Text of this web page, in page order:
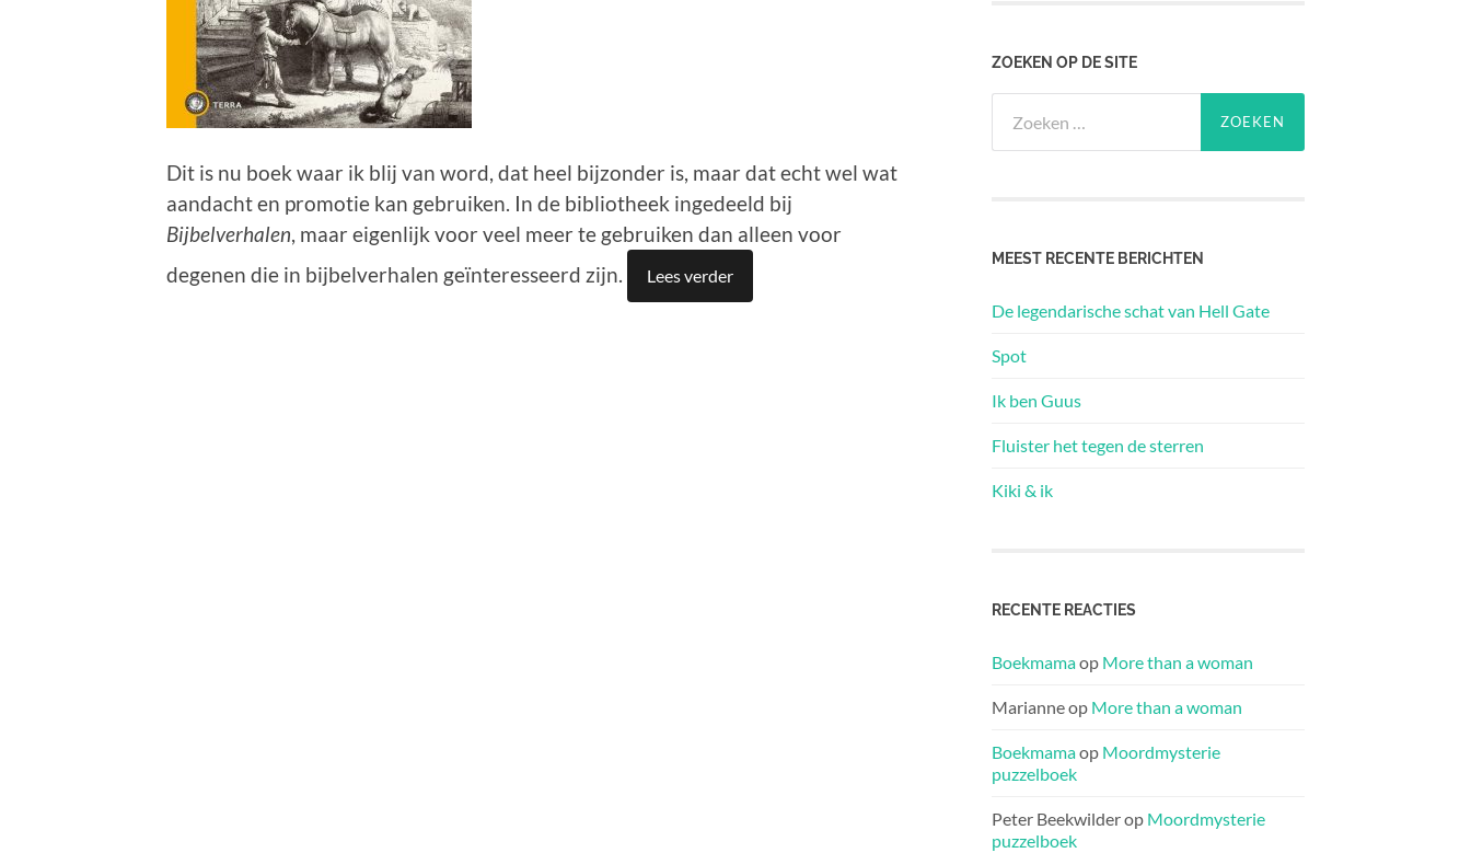
Dit is nu boek waar ik blij van word, dat heel bijzonder is, maar dat echt wel wat
aandacht en promotie kan gebruiken. In de bibliotheek ingedeeld bij
Bijbelverhalen, maar eigenlijk voor veel meer te gebruiken dan alleen voor
degenen die in bijbelverhalen geïnteresseerd zijn.
Lees verder
ZOEKEN OP DE SITE
naar:
MEEST RECENTE BERICHTEN
De legendarische schat van Hell Gate
Spot
Ik ben Guus
Fluister het tegen de sterren
Kiki & ik
RECENTE REACTIES
Boekmamaop More than a woman
Marianneop More than a woman
Boekmamaop Moordmysterie
puzzelboek
Peter Beekwilderop Moordmysterie
puzzelboek